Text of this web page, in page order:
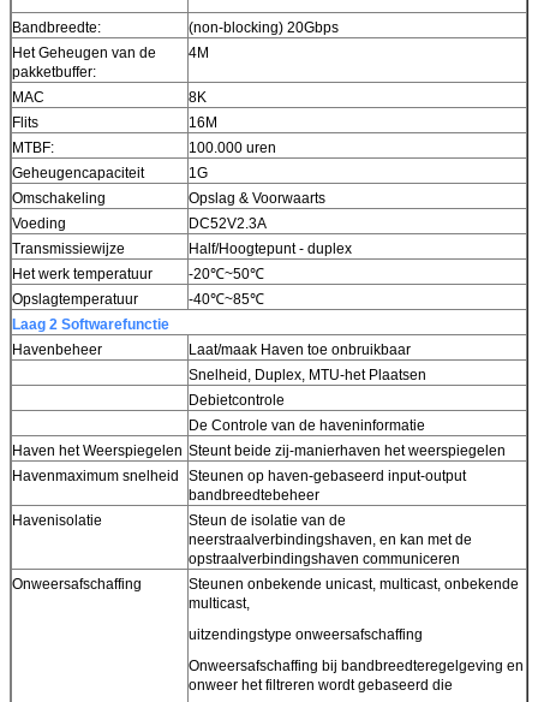
Bandbreedte:
(non-blocking) 20Gbps
Het Geheugen van de
pakketbuffer:
4M
MAC
8K
Flits
16M
MTBF:
100.000 uren
Geheugencapaciteit
1G
Omschakeling
Opslag & Voorwaarts
Voeding
DC52V2.3A
Transmissiewijze
Half/Hoogtepunt - duplex
Het werk temperatuur
-20℃~50℃
Opslagtemperatuur
-40℃~85℃
Laag 2 Softwarefunctie
Havenbeheer
Laat/maak Haven toe onbruikbaar
Snelheid, Duplex, MTU-het Plaatsen
Debietcontrole
De Controle van de haveninformatie
Haven het Weerspiegelen Steunt beide zij-manierhaven het weerspiegelen
Havenmaximum snelheid
Steunen op haven-gebaseerd input-output
bandbreedtebeheer
Havenisolatie
Steun de isolatie van de
neerstraalverbindingshaven, en kan met de
opstraalverbindingshaven communiceren
Onweersafschaffing
Steunen onbekende unicast, multicast, onbekende
multicast,
uitzendingstype onweersafschaffing
Onweersafschaffing bij bandbreedteregelgeving en
onweer het filtreren wordt gebaseerd die